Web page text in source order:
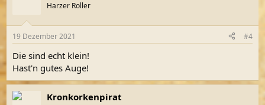
e
:
Harzer Roller
19 Dezember 2021 #4
Die sind echt klein!
Hast'n gutes Auge!
Kronkorkenpirat